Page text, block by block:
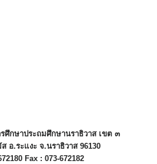
ศึกษาประถมศึกษานราธิวาส เขต ๓
อ.ระแงะ จ.นราธิวาส 96130
Fax : 073-672182